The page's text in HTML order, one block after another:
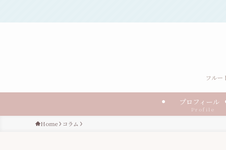
フル
プロフィー
Profile
Home コラム